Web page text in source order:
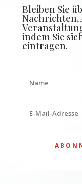
Bleiben Sie
Nachrichten,
indem Sie
eintragen.